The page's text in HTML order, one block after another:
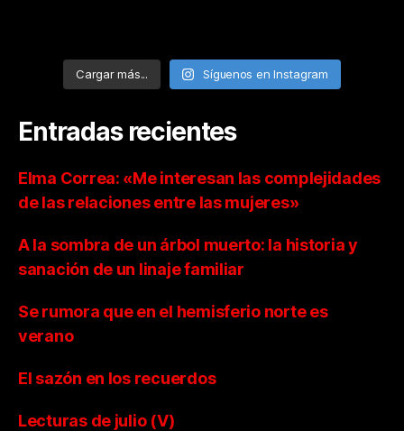
Cargar más... Síguenos en Instagram
Entradas recientes
Elma Correa: «Me interesan las complejidades
de las relaciones entre las mujeres»
A la sombra de un árbol muerto: la historia y
sanación de un linaje familiar
Se rumora que en el hemisferio norte es
verano
El sazón en los recuerdos
Lecturas de julio (V)